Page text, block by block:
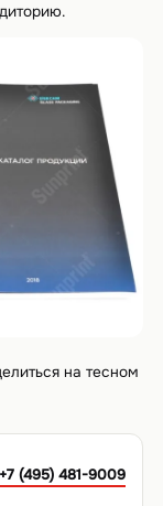
на тесном
+7 (495) 481-9009